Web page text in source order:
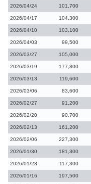
2026/04/24 101,700
2026/04/17 104,300
2026/04/10 103,100
2026/04/03 99,500
2026/03/27 105,000
2026/03/19 177,800
2026/03/13 119,600
2026/03/06 83,600
2026/02/27 91,200
2026/02/20 90,700
2026/02/13 161,200
2026/02/06 227,300
2026/01/30 181,300
2026/01/23 117,300
2026/01/16 197,500